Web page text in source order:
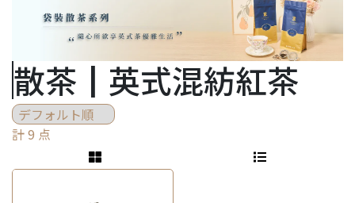
散茶┃英式混紡紅茶
計 9 点